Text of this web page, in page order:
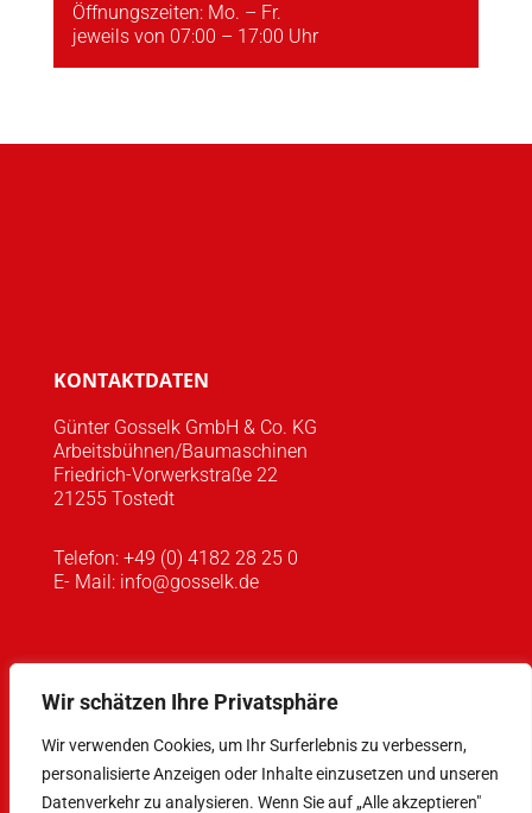
Wir schätzen Ihre Privatsphäre
Wir verwenden Cookies, um Ihr Surferlebnis zu verbessern,
personalisierte Anzeigen oder Inhalte einzusetzen und unseren
Datenverkehr zu analysieren. Wenn Sie auf „Alle akzeptieren"
Öffnungszeiten: Mo. – Fr.
jeweils von 07:00 – 17:00 Uhr
KONTAKTDATEN
Günter Gosselk GmbH & Co. KG
Arbeitsbühnen/Baumaschinen
Friedrich-Vorwerkstraße 22
21255 Tostedt
Telefon: +49 (0) 4182 28 25 0
E- Mail: info@gosselk.de